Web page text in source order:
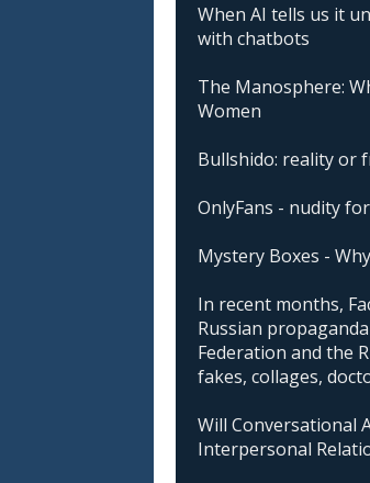
When AI tells us it
with chatbots
The Manosphere:
Women
Bullshido: reality or
OnlyFans - nudity
Mystery Boxes -
In recent months,
Russian
Federation and the
fakes, collages,
Will Conversational
Interpersonal